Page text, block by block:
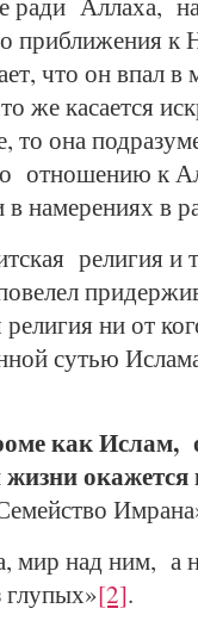
приближения к
что он впал
же касается
она
отношению к
намерениях в
религия и
ни от
сутью
как Ислам,
окажется
мир над ним, а
глупых»[2].